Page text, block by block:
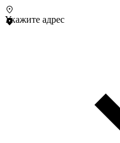
Укажите адрес